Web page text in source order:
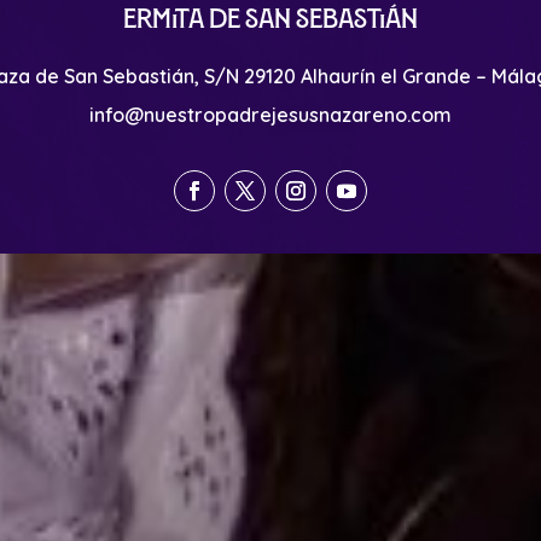
Ermita de San Sebastián
de San Sebastián, S/N 29120 Alhaurín el Grande –
info@nuestropadrejesusnazareno.com